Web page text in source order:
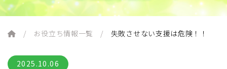
学習に悩んだら
お役立ち情報一覧 失敗させない支援は危険！！
2025.10.06